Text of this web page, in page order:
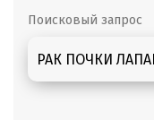
Поисковый запрос